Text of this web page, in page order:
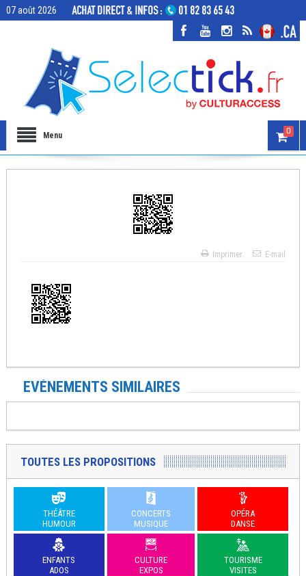
07 août 2026
Menu 0
Imprimer E-mail
EVÉNEMENTS SIMILAIRES
TOUTES LES PROPOSITIONS
THÉÂTRE
HUMOUR
CONCERTS
MUSIQUE
OPÉRA
DANSE
ENFANTS
ADOS
CULTURE
EXPOS
TOURISME
VISITES